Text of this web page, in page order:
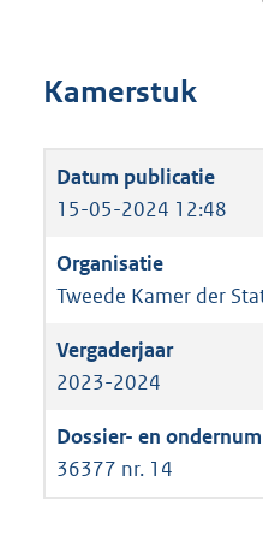
Kamerstuk
15-05-2024 12:48
Tweede Kamer der
2023-2024
36377 nr. 14